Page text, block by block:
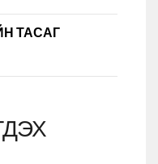
ТАСАГ